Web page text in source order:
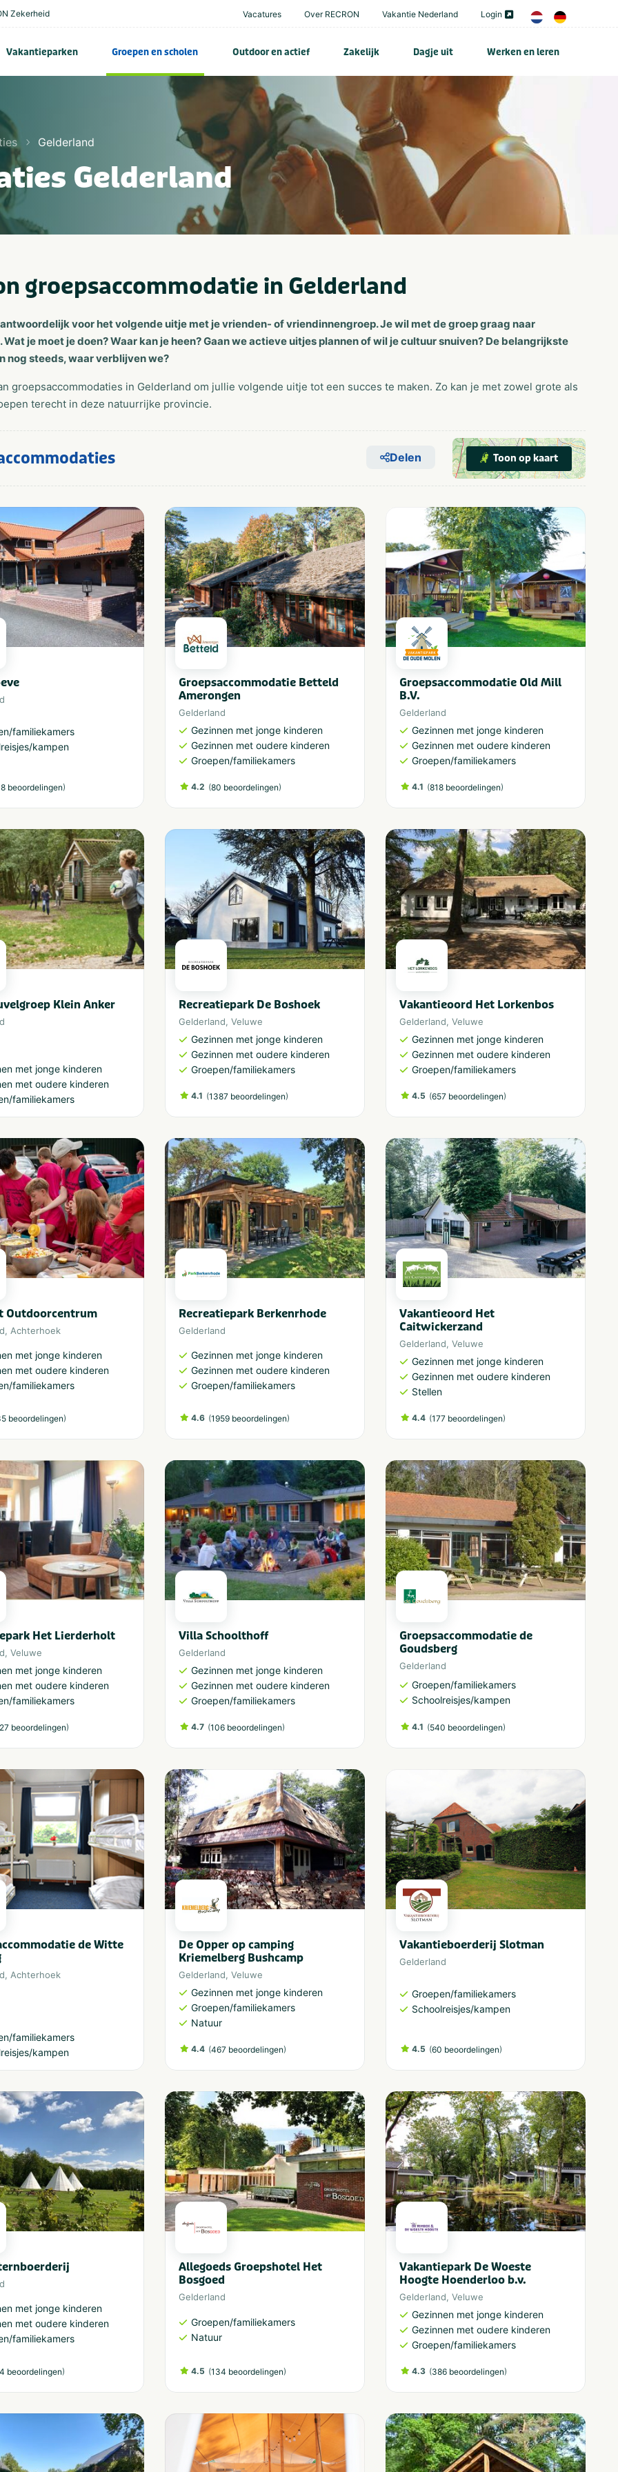
Zekerheid Vacatures Over RECRON Vakantie Nederland Login
Vakantieparken Groepen en scholen Outdoor en actief Zakelijk Dagje uit Werken en leren
Gelderland
Gelderland
groepsaccommodatie in Gelderland
voor het volgende uitje met je vrienden- of vriendinnengroep. Je wil met de groep graag naar
Wat je moet je doen? Waar kan je heen? Gaan we actieve uitjes plannen of wil je cultuur snuiven? De belangrijkste
nog steeds, waar verblijven we?
groepsaccommodaties in Gelderland om jullie volgende uitje tot een succes te maken. Zo kan je met zowel grote als
terecht in deze natuurrijke provincie.
Delen Toon op kaart
familiekamers
kampen
beoordelingen)
Groepsaccommodatie Betteld
Amerongen
Gelderland
Gezinnen met jonge kinderen
Gezinnen met oudere kinderen
Groepen/familiekamers
4.2 (80 beoordelingen)
Groepsaccommodatie Old Mill
B.V.
Gelderland
Gezinnen met jonge kinderen
Gezinnen met oudere kinderen
Groepen/familiekamers
4.1 (818 beoordelingen)
Klein Anker
met jonge kinderen
met oudere kinderen
familiekamers
Recreatiepark De Boshoek
Gelderland, Veluwe
Gezinnen met jonge kinderen
Gezinnen met oudere kinderen
Groepen/familiekamers
4.1 (1387 beoordelingen)
Vakantieoord Het Lorkenbos
Gelderland, Veluwe
Gezinnen met jonge kinderen
Gezinnen met oudere kinderen
Groepen/familiekamers
4.5 (657 beoordelingen)
Outdoorcentrum
, Achterhoek
met jonge kinderen
met oudere kinderen
familiekamers
beoordelingen)
Recreatiepark Berkenrhode
Gelderland
Gezinnen met jonge kinderen
Gezinnen met oudere kinderen
Groepen/familiekamers
4.6 (1959 beoordelingen)
Vakantieoord Het
Caitwickerzand
Gelderland, Veluwe
Gezinnen met jonge kinderen
Gezinnen met oudere kinderen
Stellen
4.4 (177 beoordelingen)
Het Lierderholt
, Veluwe
met jonge kinderen
met oudere kinderen
familiekamers
beoordelingen)
Villa Schoolthoff
Gelderland
Gezinnen met jonge kinderen
Gezinnen met oudere kinderen
Groepen/familiekamers
4.7 (106 beoordelingen)
Groepsaccommodatie de
Goudsberg
Gelderland
Groepen/familiekamers
Schoolreisjes/kampen
4.1 (540 beoordelingen)
de Witte
, Achterhoek
familiekamers
kampen
De Opper op camping
Kriemelberg Bushcamp
Gelderland, Veluwe
Gezinnen met jonge kinderen
Groepen/familiekamers
Natuur
4.4 (467 beoordelingen)
Vakantieboerderij Slotman
Gelderland
Groepen/familiekamers
Schoolreisjes/kampen
4.5 (60 beoordelingen)
met jonge kinderen
met oudere kinderen
familiekamers
beoordelingen)
Allegoeds Groepshotel Het
Bosgoed
Gelderland
Groepen/familiekamers
Natuur
4.5 (134 beoordelingen)
Vakantiepark De Woeste
Hoogte Hoenderloo b.v.
Gelderland, Veluwe
Gezinnen met jonge kinderen
Gezinnen met oudere kinderen
Groepen/familiekamers
4.3 (386 beoordelingen)